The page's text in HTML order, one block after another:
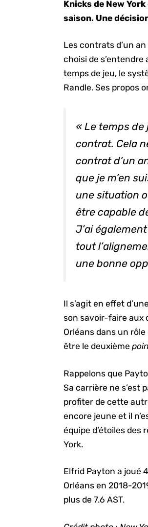
Knicks de New
saison. Une
Les contrats d’un
choisi de
temps de jeu, le
Randle. Ses propos
« Le temps
contrat. Cela
contrat d’un
que je m’en
une situation
être capable
J’ai
tout
une bonne
Il s’agit en effet
son savoir-faire aux
Orléans dans un
être le deuxième
Rappelons que
Sa carrière ne s’est
profiter de cette
encore jeune et il
équipe d’étoiles des
York.
Elfrid Payton a joué
Orléans en 2018-
plus de 7.6 AST.